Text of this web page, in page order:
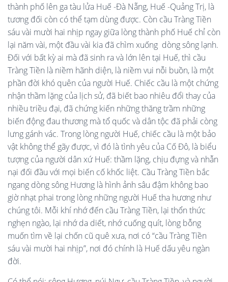
thành phố lên ga tàu lửa Huế -Đà Nẵng, Huế -Quảng Trị, là
tương đối còn có thể tạm dùng được. Còn cầu Tràng Tiền
sáu vài mười hai nhịp ngay giữa lòng thành phố Huế chỉ còn
lại năm vài, một đầu vài kia đã chìm xuống dòng sông lạnh.
Đối với bất kỳ ai mà đã sinh ra và lớn lên tại Huế, thì cầu
Tràng Tiền là niềm hãnh diện, là niềm vui nỗi buồn, là một
phần đời khó quên của người Huế. Chiếc cầu là một chứng
nhận thầm lặng của lịch sử, đã biết bao nhiêu đổi thay của
nhiều triều đại, đã chứng kiến những thăng trầm những
biến động đau thương mà tổ quốc và dân tộc đã phải còng
lưng gánh vác. Trong lòng người Huế, chiếc cầu là một bảo
vật không thể gãy được, vì đó là tình yêu của Cố Đô, là biểu
tượng của người dân xứ Huế: thầm lặng, chịu đựng và nhẫn
nại đối đầu với mọi biến cố khốc liệt. Cầu Tràng Tiền bắc
ngang dòng sông Hương là hình ảnh sâu đậm không bao
giờ nhạt phai trong lòng những người Huế tha hương như
chúng tôi. Mỗi khí nhớ đến cầu Tràng Tiền, lại thổn thức
nghẹn ngào, lại nhớ da diết, nhớ cuống quít, lòng bỗng
muốn tìm về lại chốn cũ quê xưa, nơi có “cầu Tràng Tiền
sáu vài mười hai nhịp”, nơi đó chính là Huế dấu yêu ngàn
đời.